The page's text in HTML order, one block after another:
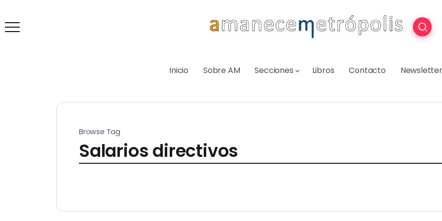
Inicio Sobre AM Secciones Libros Contacto Newsletter
Browse Tag
Salarios directivos